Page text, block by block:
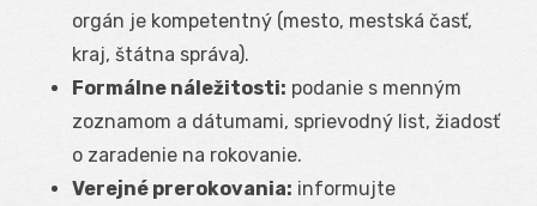
orgán je kompetentný (mesto, mestská časť,
kraj, štátna správa).
Formálne náležitosti: podanie s menným
zoznamom a dátumami, sprievodný list, žiadosť
o zaradenie na rokovanie.
Verejné prerokovania: informujte